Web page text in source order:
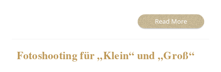
Read More
Fotoshooting für „Klein“ und „Groß“